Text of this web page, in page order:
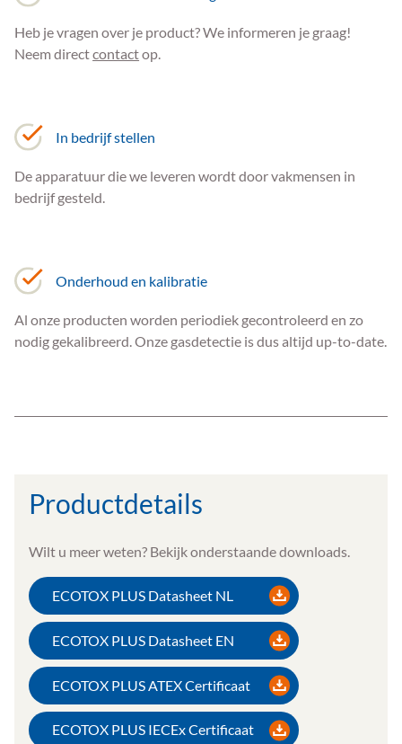
Heb je vragen over je product? We informeren je graag!
Neem directcontactop.
In bedrijf stellen
De apparatuur die we leveren wordt door vakmensen in
bedrijf gesteld.
Onderhoud en kalibratie
Al onze producten worden periodiek gecontroleerd en zo
nodig gekalibreerd. Onze gasdetectie is dus altijd up-to-date.
Productdetails
Wilt u meer weten? Bekijk onderstaande downloads.
ECOTOX PLUS Datasheet NL
ECOTOX PLUS Datasheet EN
ECOTOX PLUS ATEX Certificaat
ECOTOX PLUS IECEx Certificaat